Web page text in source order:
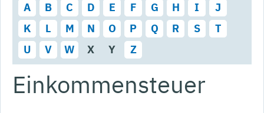
A B C D E F G H I
J
K
L M N O P Q R S
T
U
V W X Y Z
Einkommensteuer